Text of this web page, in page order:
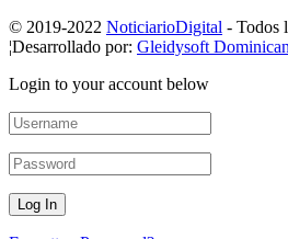
© 2019-2022 NoticiarioDigital - Todos
¦Desarrollado por: Gleidysoft
Login to your account below